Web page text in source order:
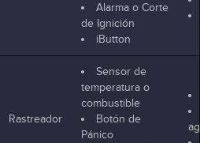
Alarma o Corte
de Ignición
iButton
Rastreador
Sensor de
temperatura o
combustible
Botón de
Pánico